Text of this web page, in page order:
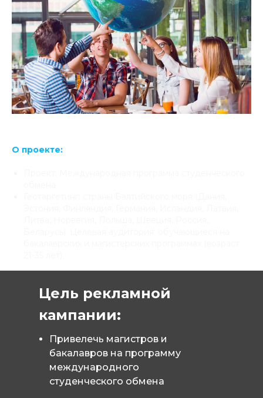
О проекте:
Цель рекламной
кампании:
Привелечь магистров и
бакалавров на программу
международного
студенческого обмена